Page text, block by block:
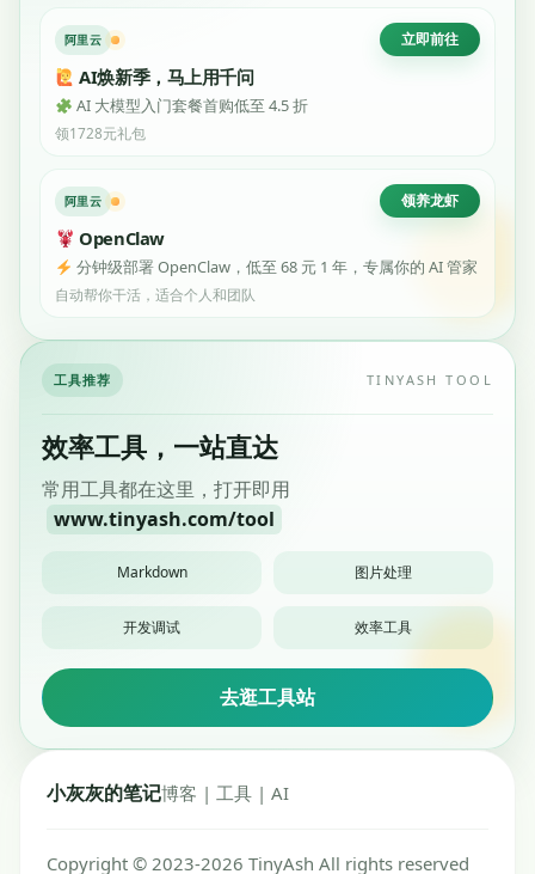
阿里云 立即前往
AI焕新季，马上用千问
AI 大模型入门套餐首购低至 4.5 折
领1728元礼包
阿里云 领养龙虾
OpenClaw
分钟级部署 OpenClaw，低至 68 元 1 年，专属你的 AI 管家
自动帮你干活，适合个人和团队
工具推荐 TINYASH TOOL
效率工具，一站直达
常用工具都在这里，打开即用
www.tinyash.com/tool
Markdown 图片处理
开发调试 效率工具
去逛工具站
小灰灰的笔记博客 | 工具 | AI
Copyright © 2023-2026 TinyAsh All rights reserved